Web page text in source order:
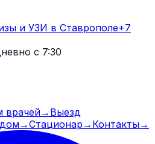
и УЗИ в Ставрополе+7
с 7:30
врачей→ Выезд
→Стационар → Контакты→